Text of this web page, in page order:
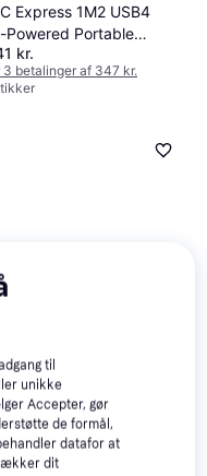
Express 1M2 USB4
Powered Portable
Storage Enclosure
kr.
3 betalinger af 347 kr.
IB-3740-C31
kr.
3 betalinger af 472 kr.
til
unikke
Accepter, gør
de formål,
datafor at
dit